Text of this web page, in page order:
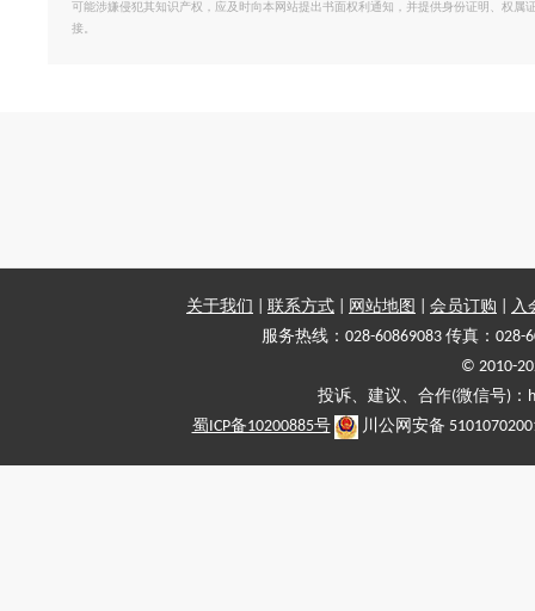
可能涉嫌侵犯其知识产权，应及时向本网站提出书面权利通知，并提供身份证明、权
接。
关于我们 联系方式 网站地图 会员订购
入
服务热线：028-60869083 传真：028-
© 2010-
投诉、建议、合作(微信号)
蜀ICP备10200885号
川公网安备